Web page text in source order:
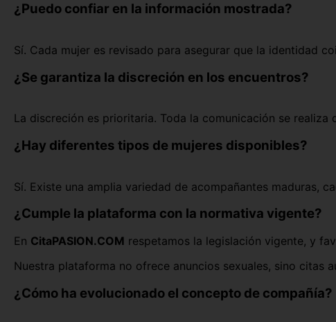
¿Puedo confiar en la información mostrada?
Sí. Cada mujer es revisado para asegurar que la identidad
¿Se garantiza la discreción en los encuentros?
La discreción es prioritaria. Toda la comunicación se
¿Hay diferentes tipos de mujeres disponibles?
Sí. Existe una amplia variedad de acompañantes maduras,
¿Cumple la plataforma con la normativa vigente?
En CitaPASION.COM respetamos la legislación vigente, y
Nuestra plataforma no ofrece anuncios sexuales, sino citas
¿Cómo ha evolucionado el concepto de compañía?